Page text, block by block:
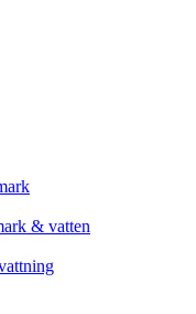
& vatten